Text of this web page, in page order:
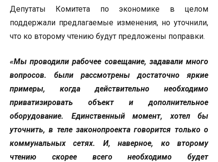
Депутаты Комитета по экономике в целом
поддержали предлагаемые изменения, но уточнили,
что ко второму чтению будут предложены поправки.
«Мы проводили рабочее совещание, задавали много
вопросов. были рассмотрены достаточно яркие
примеры, когда действительно необходимо
приватизировать объект и дополнительное
оборудование. Единственный момент, хотел бы
уточнить, в теле законопроекта говорится только о
коммунальных сетях. И, наверное, ко второму
чтению скорее всего необходимо будет